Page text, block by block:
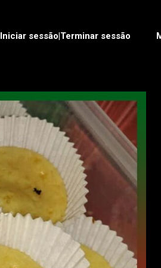
Iniciar sessão|Terminar sessão